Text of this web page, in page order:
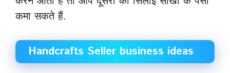
कमा सकते हैं.
Handcrafts Seller business ideas